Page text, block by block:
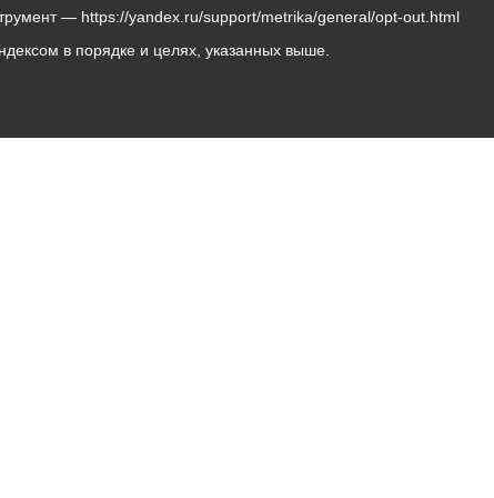
— https://yandex.ru/support/metrika/general/opt-out.html
в порядке и целях, указанных выше.